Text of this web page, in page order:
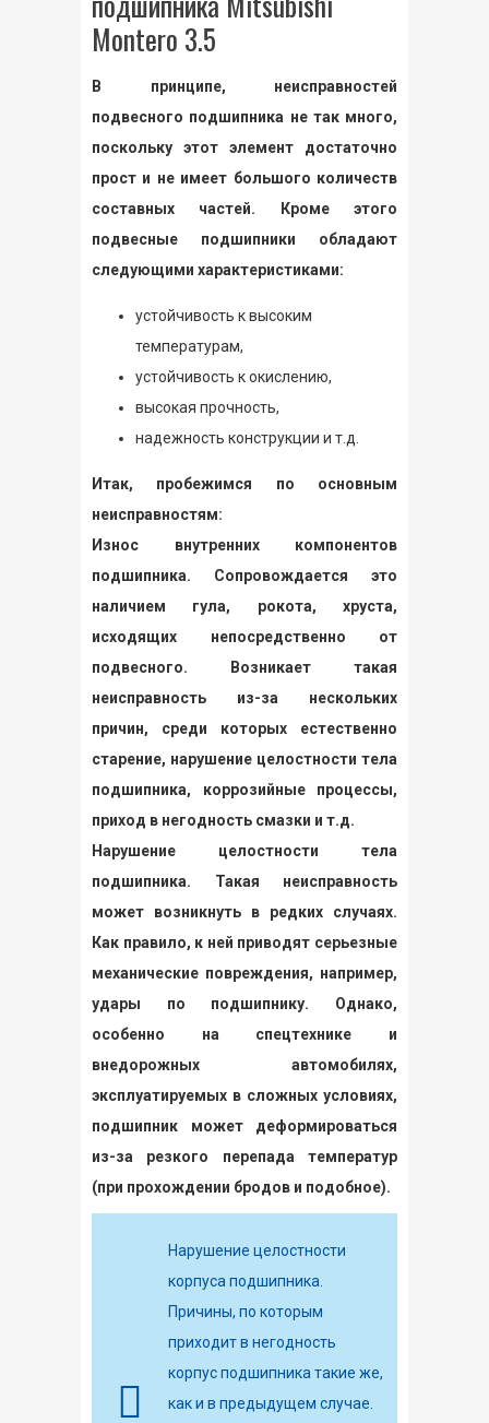
Montero 3.5
В принципе, неисправностей
подвесного подшипника не так много,
поскольку этот элемент достаточно
прост и не имеет большого количеств
составных частей. Кроме этого
подвесные подшипники обладают
следующими характеристиками:
устойчивость к высоким
температурам,
устойчивость к окислению,
высокая прочность,
надежность конструкции и т.д.
Итак, пробежимся по основным
неисправностям:
Износ внутренних компонентов
подшипника. Сопровождается это
наличием гула, рокота, хруста,
исходящих непосредственно от
подвесного. Возникает такая
неисправность из-за нескольких
причин, среди которых естественно
старение, нарушение целостности тела
подшипника, коррозийные процессы,
приход в негодность смазки и т.д.
Нарушение целостности тела
подшипника. Такая неисправность
может возникнуть в редких случаях.
Как правило, к ней приводят серьезные
механические повреждения, например,
удары по подшипнику. Однако,
особенно на спецтехнике и
внедорожных автомобилях,
эксплуатируемых в сложных условиях,
подшипник может деформироваться
из-за резкого перепада температур
(при прохождении бродов и подобное).
Нарушение целостности
корпуса подшипника.
Причины, по которым
приходит в негодность
корпус подшипника такие же,
как и в предыдущем случае.